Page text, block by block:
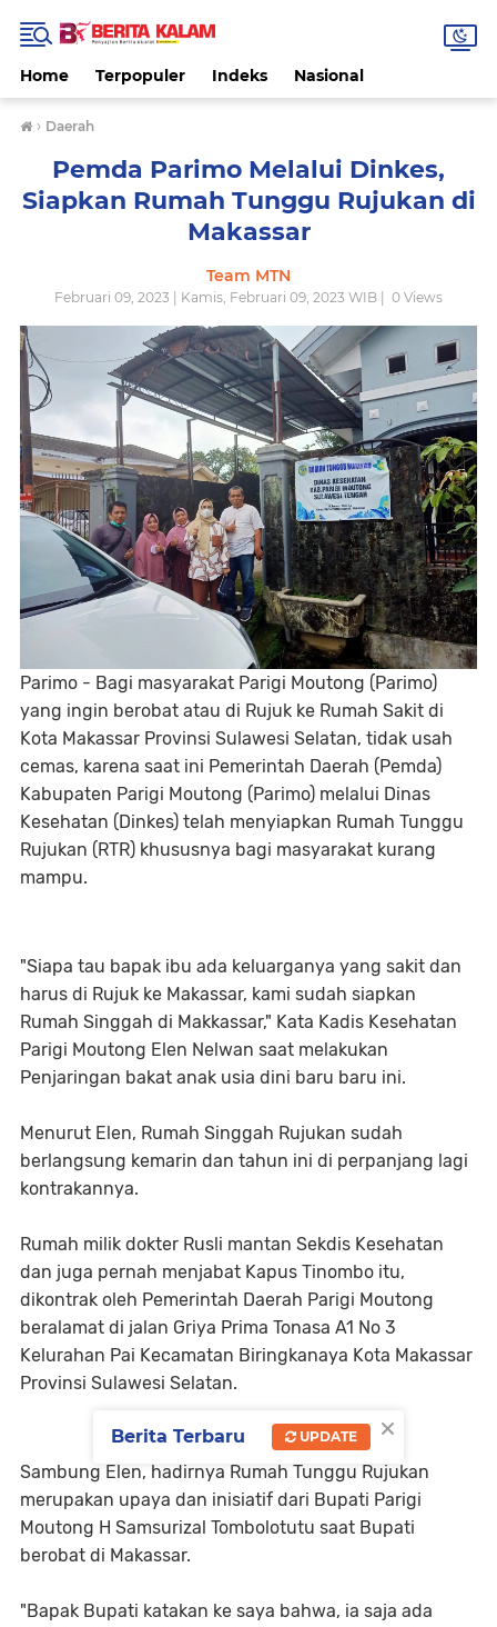
Home Terpopuler Indeks Nasional
› Daerah
Pemda Parimo Melalui Dinkes,
Siapkan Rumah Tunggu Rujukan di
Makassar
Team MTN
Februari 09, 2023 | Kamis, Februari 09, 2023 WIB | 0 Views
Parimo - Bagi masyarakat Parigi Moutong (Parimo)
yang ingin berobat atau di Rujuk ke Rumah Sakit di
Kota Makassar Provinsi Sulawesi Selatan, tidak usah
cemas, karena saat ini Pemerintah Daerah (Pemda)
Kabupaten Parigi Moutong (Parimo) melalui Dinas
Kesehatan (Dinkes) telah menyiapkan Rumah Tunggu
Rujukan (RTR) khususnya bagi masyarakat kurang
mampu.
"Siapa tau bapak ibu ada keluarganya yang sakit dan
harus di Rujuk ke Makassar, kami sudah siapkan
Rumah Singgah di Makkassar," Kata Kadis Kesehatan
Parigi Moutong Elen Nelwan saat melakukan
Penjaringan bakat anak usia dini baru baru ini.
Menurut Elen, Rumah Singgah Rujukan sudah
berlangsung kemarin dan tahun ini di perpanjang lagi
kontrakannya.
Rumah milik dokter Rusli mantan Sekdis Kesehatan
dan juga pernah menjabat Kapus Tinombo itu,
dikontrak oleh Pemerintah Daerah Parigi Moutong
beralamat di jalan Griya Prima Tonasa A1 No 3
Kelurahan Pai Kecamatan Biringkanaya Kota Makassar
Provinsi Sulawesi Selatan.
Sambung Elen, hadirnya Rumah Tunggu Rujukan
merupakan upaya dan inisiatif dari Bupati Parigi
Moutong H Samsurizal Tombolotutu saat Bupati
berobat di Makassar.
"Bapak Bupati katakan ke saya bahwa, ia saja ada
×
Berita Terbaru UPDATE